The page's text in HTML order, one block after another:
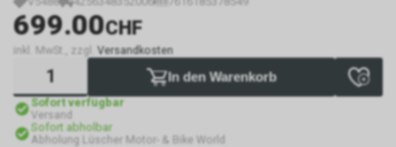
699.00CHF
inkl. MwSt., zzgl. Versandkosten
In den Warenkorb
Sofort verfügbar
Versand
Sofort abholbar
Abholung Lüscher Motor- & Bike World